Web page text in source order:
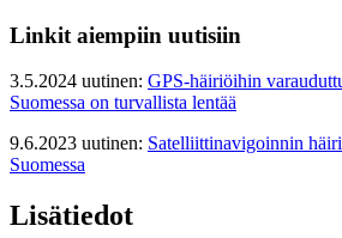
Linkit aiempiin uutisiin
3.5.2024 uutinen: GPS-häiriöihin
Suomessa on turvallista lentää
9.6.2023 uutinen: Satelliittinavigoinnin
Suomessa
Lisätiedot